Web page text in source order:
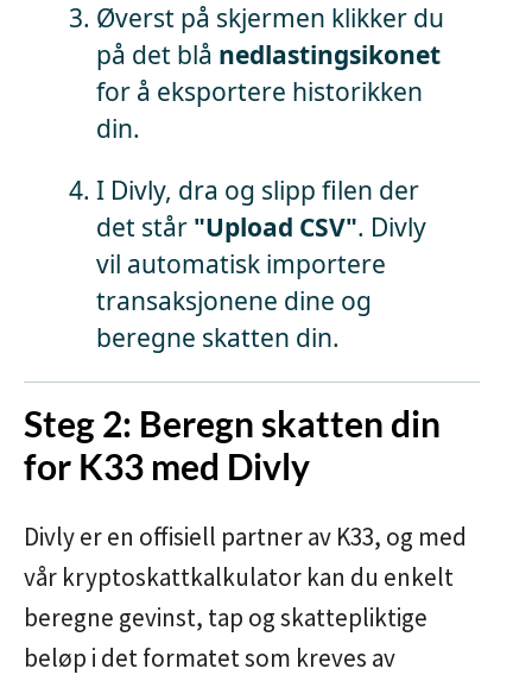
Øverst på skjermen klikker du
på det blå nedlastingsikonet
for å eksportere historikken
din.
I Divly, dra og slipp filen der
det står "Upload CSV". Divly
vil automatisk importere
transaksjonene dine og
beregne skatten din.
Steg 2: Beregn skatten din
for K33 med Divly
Divly er en offisiell partner av K33, og med
vår kryptoskattkalkulator kan du enkelt
beregne gevinst, tap og skattepliktige
beløp i det formatet som kreves av